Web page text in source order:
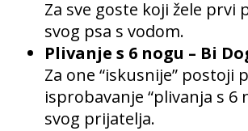
Za sve goste koji žele prvi
svog psa s vodom.
Plivanje s 6 nogu – Bi
Za one “iskusnije” postoji
isprobavanje “plivanja s 6
svog prijatelja.